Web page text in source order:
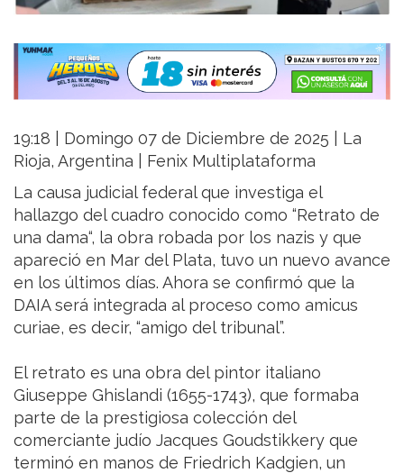
19:18 | Domingo 07 de Diciembre de 2025 | La
Rioja, Argentina | Fenix Multiplataforma
La causa judicial federal que investiga el
hallazgo del cuadro conocido como “Retrato de
una dama“, la obra robada por los nazis y que
apareció en Mar del Plata, tuvo un nuevo avance
en los últimos días. Ahora se confirmó que la
DAIA será integrada al proceso como amicus
curiae, es decir, “amigo del tribunal”.
El retrato es una obra del pintor italiano
Giuseppe Ghislandi (1655-1743), que formaba
parte de la prestigiosa colección del
comerciante judío Jacques Goudstikkery que
terminó en manos de Friedrich Kadgien, un